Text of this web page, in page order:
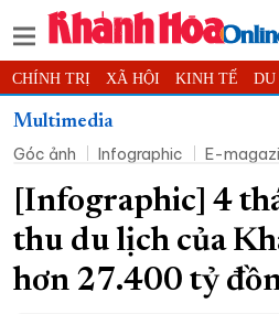
CHÍNH TRỊ XÃ HỘI KINH TẾ
THỂ THAO ĐỜI SỐNG
KHOA HỌC - CÔNG NGHỆ PHÁP
THẾ GIỚI MULTIMEDIA VIDEO
PODCAST THÔNG TIN - QUẢNG
QUY HOẠCH TỈNH KHÁNH HÒA
TRƯỜNG SA BIỂN ĐẢO QUÊ HƯƠNG
Multimedia
Góc ảnh
Infographic E-
[Infographic] 4
thu du lịch của
hơn 27.400 tỷ